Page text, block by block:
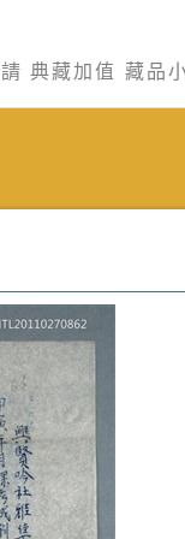
典藏加值 藏品